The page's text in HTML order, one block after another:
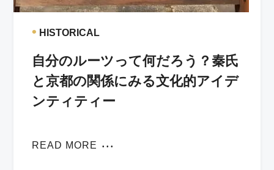
• HISTORICAL
自分のルーツって何だろう？秦氏
と京都の関係にみる文化的アイデ
ンティティー
READ MORE